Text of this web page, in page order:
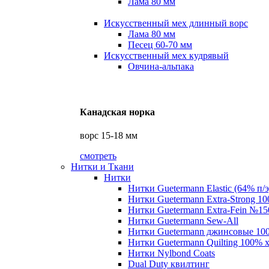
Искусственный мех длинный ворс
Лама 80 мм
Песец 60-70 мм
Искусственный мех кудрявый
Овчина-альпака
Канадская норка
ворс 15-18 мм
смотреть
Нитки и Ткани
Нитки
Нитки Guetermann Elastic (64% п/
Нитки Guetermann Extra-Strong
Нитки Guetermann Extra-Fein
Нитки Guetermann Sew-All
Нитки Guetermann джинсовые
Нитки Guetermann Quilting 100%
Нитки Nylbond Coats
Dual Duty квилтинг